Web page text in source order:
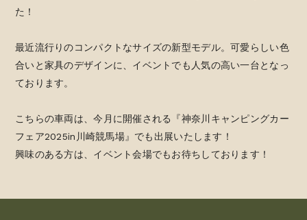
た！
最近流行りのコンパクトなサイズの新型モデル。可愛らしい色
合いと家具のデザインに、イベントでも人気の高い一台となっ
ております。
こちらの車両は、今月に開催される『神奈川キャンピングカー
フェア2025in川崎競馬場』でも出展いたします！
興味のある方は、イベント会場でもお待ちしております！